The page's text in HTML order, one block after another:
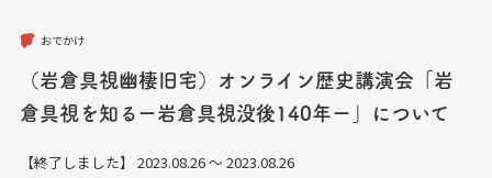
おでかけ
（岩倉具視幽棲旧宅）オンライン歴史講演会「岩
倉具視を知るー岩倉具視没後140年ー」について
【終了しました】 2023.08.26 ～ 2023.08.26